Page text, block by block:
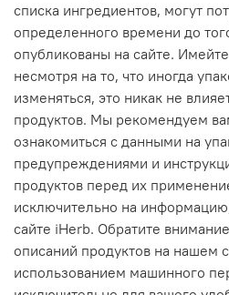
списка ингредиентов, могут
определенного времени до
опубликованы на сайте.
несмотря на то, что иногда
изменяться, это никак не
продуктов. Мы рекомендуем
ознакомиться с данными на
предупреждениями и
продуктов перед их
исключительно на
сайте iHerb. Обратите
описаний продуктов на нашем
использованием машинного